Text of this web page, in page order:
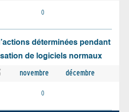
0
déterminées pendant
de logiciels normaux
novembre décembre
0